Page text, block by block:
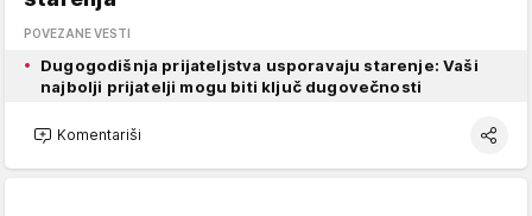
POVEZANE VESTI
Dugogodišnja prijateljstva usporavaju starenje: Vaši
najbolji prijatelji mogu biti ključ dugovečnosti
Komentariši